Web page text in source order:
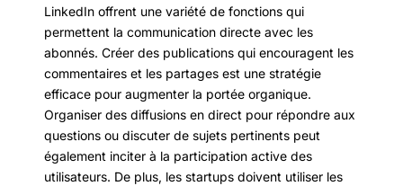
LinkedIn offrent une variété de fonctions qui
permettent la communication directe avec les
abonnés. Créer des publications qui encouragent les
commentaires et les partages est une stratégie
efficace pour augmenter la portée organique.
Organiser des diffusions en direct pour répondre aux
questions ou discuter de sujets pertinents peut
également inciter à la participation active des
utilisateurs. De plus, les startups doivent utiliser les